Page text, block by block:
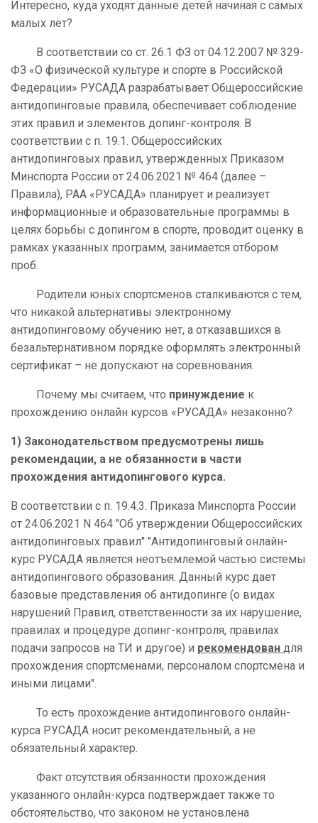
Интересно, куда уходят данные детей начиная с самых
малых лет?
В соответствии со ст. 26.1 ФЗ от 04.12.2007 № 329-
ФЗ «О физической культуре и спорте в Российской
Федерации» РУСАДА разрабатывает Общероссийские
антидопинговые правила, обеспечивает соблюдение
этих правил и элементов допинг-контроля. В
соответствии с п. 19.1. Общероссийских
антидопинговых правил, утвержденных Приказом
Минспорта России от 24.06.2021 № 464 (далее –
Правила), РАА «РУСАДА» планирует и реализует
информационные и образовательные программы в
целях борьбы с допингом в спорте, проводит оценку в
рамках указанных программ, занимается отбором
проб.
Родители юных спортсменов сталкиваются с тем,
что никакой альтернативы электронному
антидопинговому обучению нет, а отказавшихся в
безальтернативном порядке оформлять электронный
сертификат – не допускают на соревнования.
Почему мы считаем, что принуждение к
прохождению онлайн курсов «РУСАДА» незаконно?
1) Законодательством предусмотрены лишь
рекомендации, а не обязанности в части
прохождения антидопингового курса.
В соответствии с п. 19.4.3. Приказа Минспорта России
от 24.06.2021 N 464 "Об утверждении Общероссийских
антидопинговых правил" "Антидопинговый онлайн-
курс РУСАДА является неотъемлемой частью системы
антидопингового образования. Данный курс дает
базовые представления об антидопинге (о видах
нарушений Правил, ответственности за их нарушение,
правилах и процедуре допинг-контроля, правилах
подачи запросов на ТИ и другое) и рекомендован для
прохождения спортсменами, персоналом спортсмена и
иными лицами".
То есть прохождение антидопингового онлайн-
курса РУСАДА носит рекомендательный, а не
обязательный характер.
Факт отсутствия обязанности прохождения
указанного онлайн-курса подтверждает также то
обстоятельство, что законом не установлена